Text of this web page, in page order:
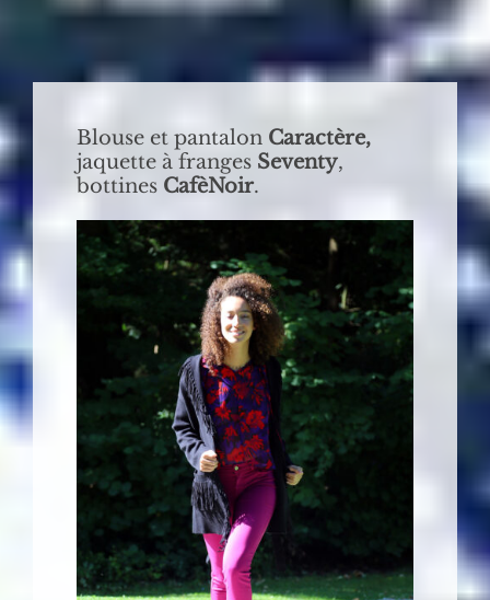
Blouse et pantalon Caractère,
jaquette à franges Seventy,
bottines CafèNoir.